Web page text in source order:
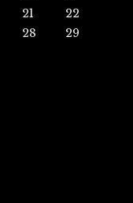
21
22
28
29